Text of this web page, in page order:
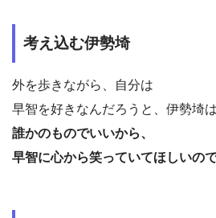
考え込む伊勢埼
外を歩きながら、自分は
早智を好きなんだろうと、伊勢埼は
誰かのものでいいから、
早智に心から笑っていてほしいの